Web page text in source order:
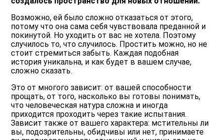
Возможно, ей было сложно отказаться от этого,
потому что она сама себя чувствовала преданной и
покинутой. Но уходить от вас не хотела. Поэтому
случилось то, что случилось. Простить можно, но не
стоит стремиться забыть. Каждая подобная
история уникальна, и как будет в вашем случае,
сложно сказать.
Это от многого зависит: от вашей способности
прощать, от того, насколько вы готовы понимать,
что человеческая натура сложна и иногда
приходится проходить через такие испытания.
Зависит также от вашего характера: мстительны ли
вы, подозрительны, обидчивы или нет, принимаете